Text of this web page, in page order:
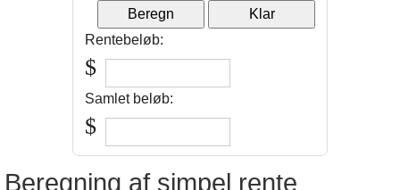
Rentebeløb:
$
Samlet beløb:
$
Beregning af simpel rente